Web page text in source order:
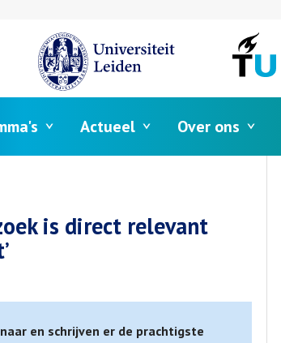
Actueel Over ons
is direct relevant
en schrijven er de prachtigste